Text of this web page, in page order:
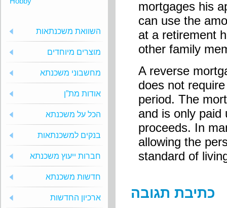
השוואת משכנתאות
מוצרים מיוחדים
מחשבוני משכנתא
אודות מת”ן
הכל על משכנתא
בנקים למשכנתאות
חברות ייעוץ משכנתא
חדשות משכנתא
ארכיון החדשות
mortgages his
can use the
at a retirement
other family
A reverse
does not
period. The
and is only
proceeds. In
allowing the
standard of
כתיבת תגובה